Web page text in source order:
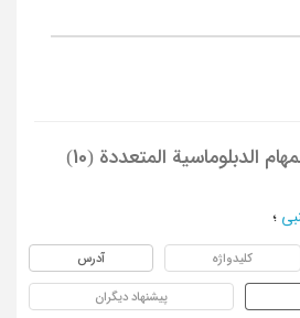
الدبلوماسیة المتعددة (10)
؛
کلیدواژه آدرس
پیشنهاد دیگران